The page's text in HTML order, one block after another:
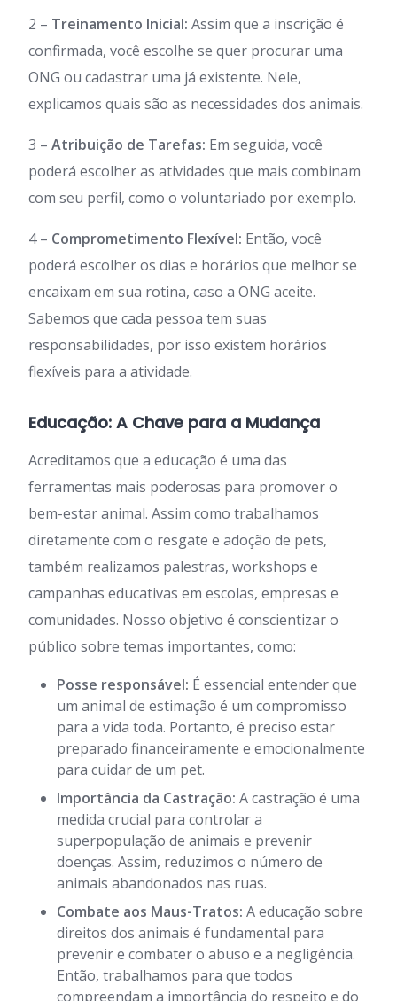
2 – Treinamento Inicial: Assim que a inscrição é
confirmada, você escolhe se quer procurar uma
ONG ou cadastrar uma já existente. Nele,
explicamos quais são as necessidades dos animais.
3 – Atribuição de Tarefas: Em seguida, você
poderá escolher as atividades que mais combinam
com seu perfil, como o voluntariado por exemplo.
4 – Comprometimento Flexível: Então, você
poderá escolher os dias e horários que melhor se
encaixam em sua rotina, caso a ONG aceite.
Sabemos que cada pessoa tem suas
responsabilidades, por isso existem horários
flexíveis para a atividade.
Educação: A Chave para a Mudança
Acreditamos que a educação é uma das
ferramentas mais poderosas para promover o
bem-estar animal. Assim como trabalhamos
diretamente com o resgate e adoção de pets,
também realizamos palestras, workshops e
campanhas educativas em escolas, empresas e
comunidades. Nosso objetivo é conscientizar o
público sobre temas importantes, como:
Posse responsável: É essencial entender que
um animal de estimação é um compromisso
para a vida toda. Portanto, é preciso estar
preparado financeiramente e emocionalmente
para cuidar de um pet.
Importância da Castração: A castração é uma
medida crucial para controlar a
superpopulação de animais e prevenir
doenças. Assim, reduzimos o número de
animais abandonados nas ruas.
Combate aos Maus-Tratos: A educação sobre
direitos dos animais é fundamental para
prevenir e combater o abuso e a negligência.
Então, trabalhamos para que todos
compreendam a importância do respeito e do